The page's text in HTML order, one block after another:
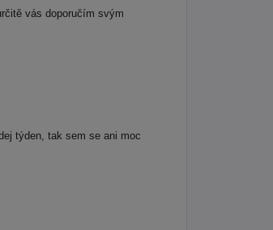
vás doporučím svým
týden, tak sem se ani moc